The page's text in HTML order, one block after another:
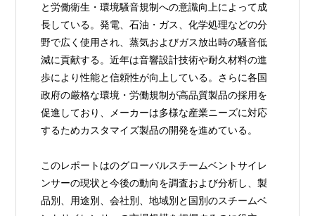
と労働衛生・環境騒音規制への意識向上によって成
長している。発電、石油・ガス、化学処理などの分
野で広く使用され、蒸気およびガス放出時の騒音低
減に貢献する。近年は音響設計技術や耐久材料の進
歩により性能と信頼性が向上している。さらに各国
政府の厳格な環境・労働規制が高品質製品の採用を
促進しており、メーカーは多様な産業ニーズに対応
するためカスタマイズ製品の開発を進めている。
このレポートはのグローバルスチームベントサイレ
ンサーの現状と今後の動向を調査および分析し、製
品別、用途別、会社別、地域別と国別のスチームベ